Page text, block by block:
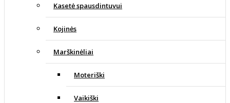
Kasetė spausdintuvui
Kojinės
Marškinėliai
Moteriški
Vaikiški